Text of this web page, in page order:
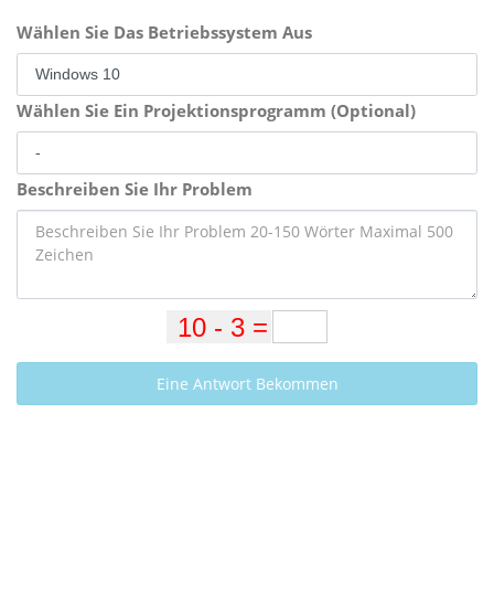
Wählen Sie Das Betriebssystem Aus
Wählen Sie Ein Projektionsprogramm (Optional)
Beschreiben Sie Ihr Problem
Eine Antwort Bekommen